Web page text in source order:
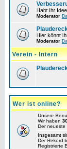
Habt Ihr
Moderator
Hier könnt
Moderator
Verein - Intern
Wer ist online?
Unsere
Wir haben
Der neueste
Insgesamt
Der Rekord
Registrierte